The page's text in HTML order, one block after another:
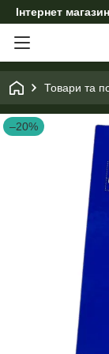
Інтернет
Товари та
–20%